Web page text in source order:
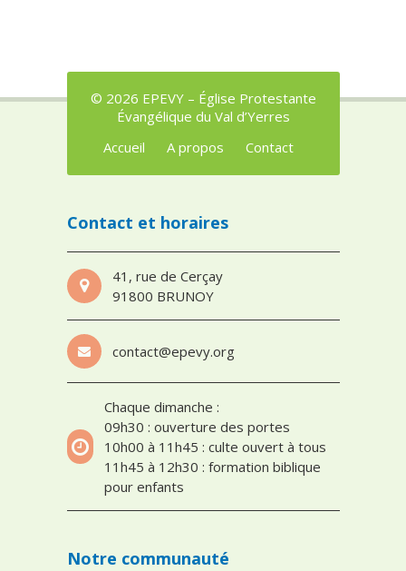
© 2026 EPEVY – Église Protestante
Évangélique du Val d’Yerres
Accueil
A propos Contact
Contact et horaires
41, rue de Cerçay
91800 BRUNOY
contact@epevy.org
Chaque dimanche :
09h30 : ouverture des portes
10h00 à 11h45 : culte ouvert à tous
11h45 à 12h30 : formation biblique
pour enfants
Notre communauté